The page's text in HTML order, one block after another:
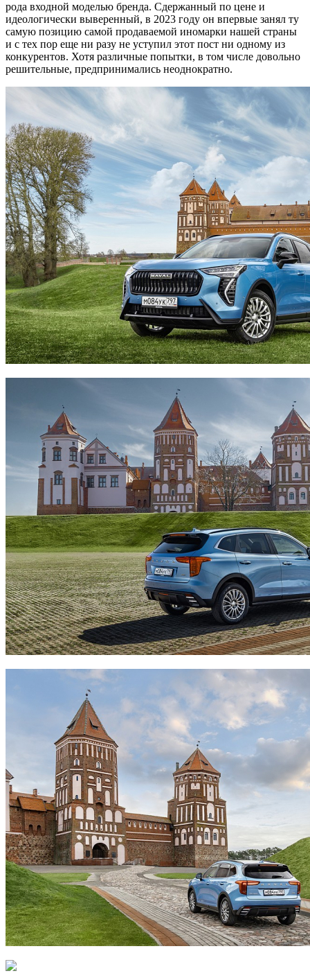
рода входной моделью бренда. Сдержанный по цене и
идеологически выверенный, в 2023 году он впервые занял ту
самую позицию самой продаваемой иномарки нашей страны
и с тех пор еще ни разу не уступил этот пост ни одному из
конкурентов. Хотя различные попытки, в том числе довольно
решительные, предпринимались неоднократно.